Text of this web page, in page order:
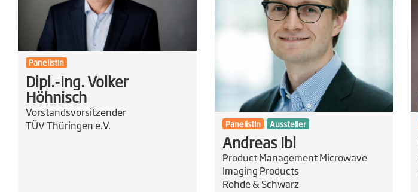
PanelistIn
Dipl.-Ing. Volker
Höhnisch
Vorstandsvorsitzender
TÜV Thüringen e.V.
PanelistIn Aussteller
Andreas Ibl
Product Management Microwave
Imaging Products
Rohde & Schwarz